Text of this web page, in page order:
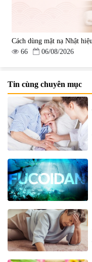
Cách dùng mặt nạ Nhật
66
06/08/2026
Tin cùng chuyên mục